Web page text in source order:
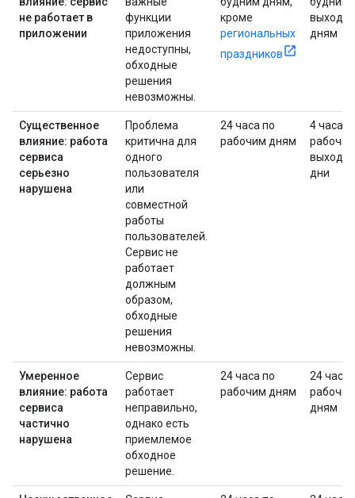
не работает в
приложении
функции
приложения
недоступны,
обходные
решения
невозможны.
кроме
региональных
праздников
дням
Существенное
влияние: работа
сервиса
серьезно
нарушена
Проблема
критична для
одного
пользователя
или
совместной
работы
пользователей.
Сервис не
работает
должным
образом,
обходные
решения
невозможны.
24 часа по
рабочим дням
4 часа в
дни
Умеренное
влияние: работа
сервиса
частично
нарушена
Сервис
работает
неправильно,
однако есть
приемлемое
обходное
решение.
24 часа по
рабочим дням
24 часа
рабочим
дням